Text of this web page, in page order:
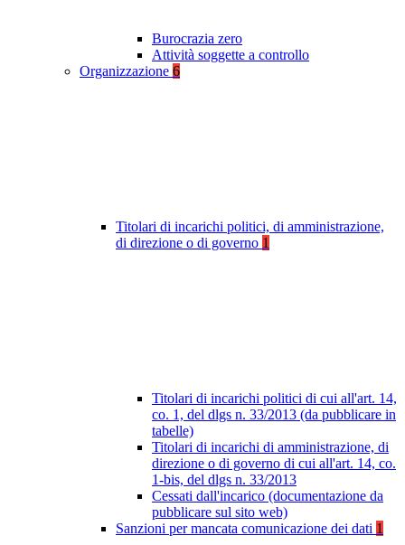
Burocrazia zero
Attività soggette a controllo
Organizzazione 6
Titolari di incarichi politici, di amministrazione,
di direzione o di governo 1
Titolari di incarichi politici di cui all'art. 14,
co. 1, del dlgs n. 33/2013 (da pubblicare in
tabelle)
Titolari di incarichi di amministrazione, di
direzione o di governo di cui all'art. 14, co.
1-bis, del dlgs n. 33/2013
Cessati dall'incarico (documentazione da
pubblicare sul sito web)
Sanzioni per mancata comunicazione dei dati 1